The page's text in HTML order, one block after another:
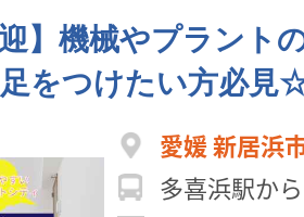
迎】機械やプラント
をつけたい方必見
愛媛 新居浜
多喜浜駅か